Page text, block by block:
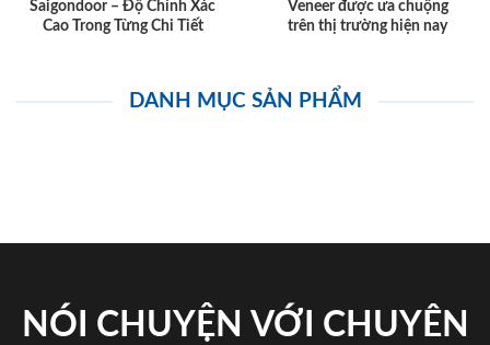
Saigondoor – Độ Chính Xác
Cao Trong Từng Chi Tiết
Veneer được ưa chuộng
trên thị trường hiện nay
DANH MỤC SẢN PHẨM
NÓI CHUYỆN VỚI CHUYÊN